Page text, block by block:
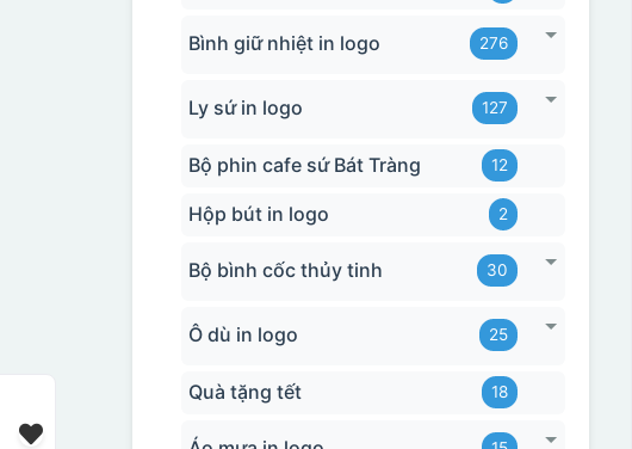
Bình giữ nhiệt in logo 276
Ly sứ in logo 127
Bộ phin cafe sứ Bát Tràng 12
Hộp bút in logo 2
Bộ bình cốc thủy tinh 30
Ô dù in logo 25
Quà tặng tết 18